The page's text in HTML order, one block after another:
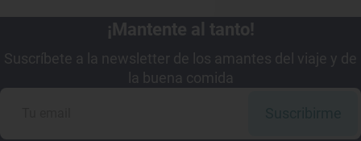
¡Mantente al tanto!
Suscríbete a la newsletter de los amantes del viaje y de
la buena comida